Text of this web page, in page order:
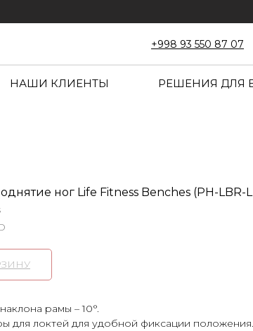
+998 93 550 87 07
НАШИ КЛИЕНТЫ РЕШЕНИЯ ДЛЯ
ног Life Fitness Benches (PH-LBR-
рамы – 10°.
для локтей для удобной фиксации положения.